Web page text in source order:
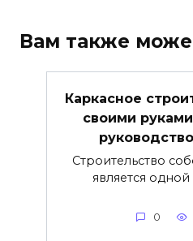
Вам также
Каркасное
своими
Строительство
является
0